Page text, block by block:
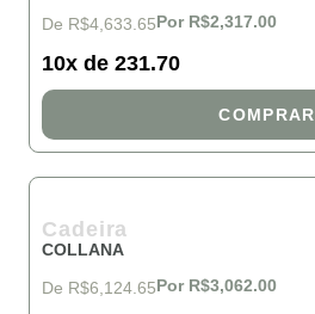
De R$4,633.65Por R$2,317.00
10x de 231.70
COMPRAR
Cadeira
COLLANA
De R$6,124.65Por R$3,062.00